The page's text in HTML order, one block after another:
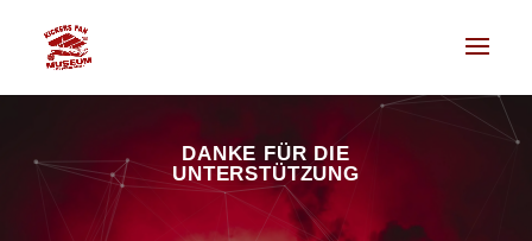
DANKE FÜR DIE
UNTERSTÜTZUNG